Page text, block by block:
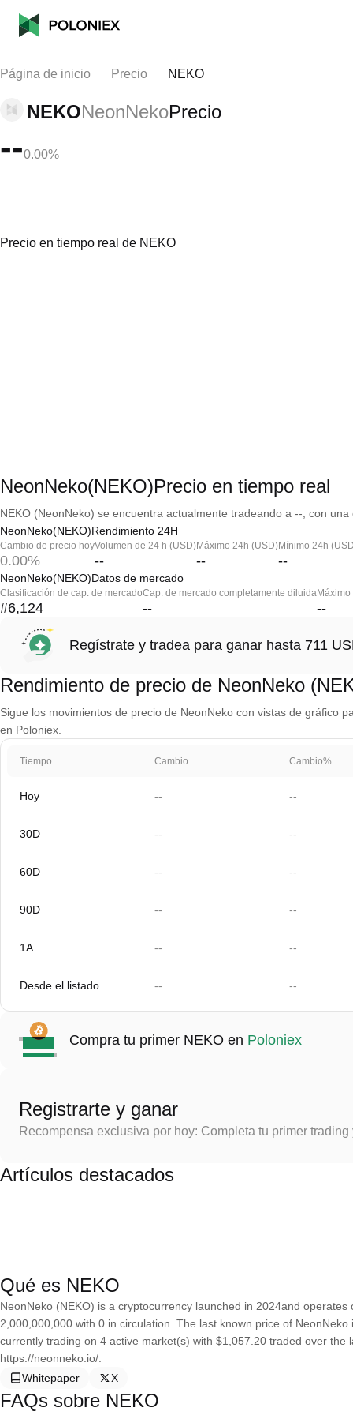
Página de inicio Precio NEKO
NEKONeonNekoPrecio
--0.00%
Precio en tiempo real de NEKO
NeonNeko(NEKO)Precio en tiempo real
NEKO (NeonNeko) se encuentra actualmente tradeando a --, con
NeonNeko(NEKO)Rendimiento 24H
Cambio de precio hoy
0.00%
Volumen de 24 h (USD)
--
Máximo 24h (USD)
--
Mínimo 24h
--
NeonNeko(NEKO)Datos de mercado
Clasificación de cap. de mercado
#6,124
Cap. de mercado completamente diluida
-- --
Regístrate y tradea para ganar hasta 711
Rendimiento de precio de NeonNeko
Sigue los movimientos de precio de NeonNeko con vistas de gráfico
en Poloniex.
Tiempo Cambio Cambio%
Hoy -- --
30D -- --
60D -- --
90D -- --
1A -- --
Desde el listado -- --
Compra tu primer NEKO en Poloniex
Registrarte y ganar
Recompensa exclusiva por hoy: Completa tu primer
Artículos destacados
Qué es NEKO
NeonNeko (NEKO) is a cryptocurrency launched in 2024and
2,000,000,000 with 0 in circulation. The last known price of
currently trading on 4 active market(s) with $1,057.20 traded over
https://neonneko.io/.
Whitepaper
X
FAQs sobre NEKO